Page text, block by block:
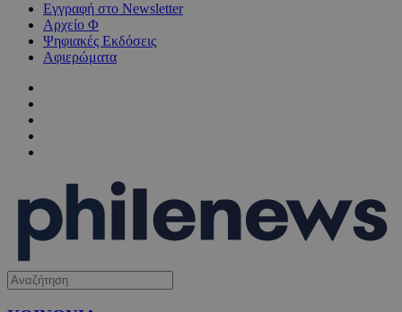
Εγγραφή στο Newsletter
Αρχείο Φ
Ψηφιακές Εκδόσεις
Αφιερώματα